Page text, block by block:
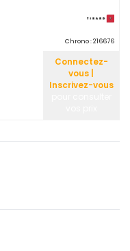
Chrono : 216676
Connectez-
vous |
Inscrivez-vous